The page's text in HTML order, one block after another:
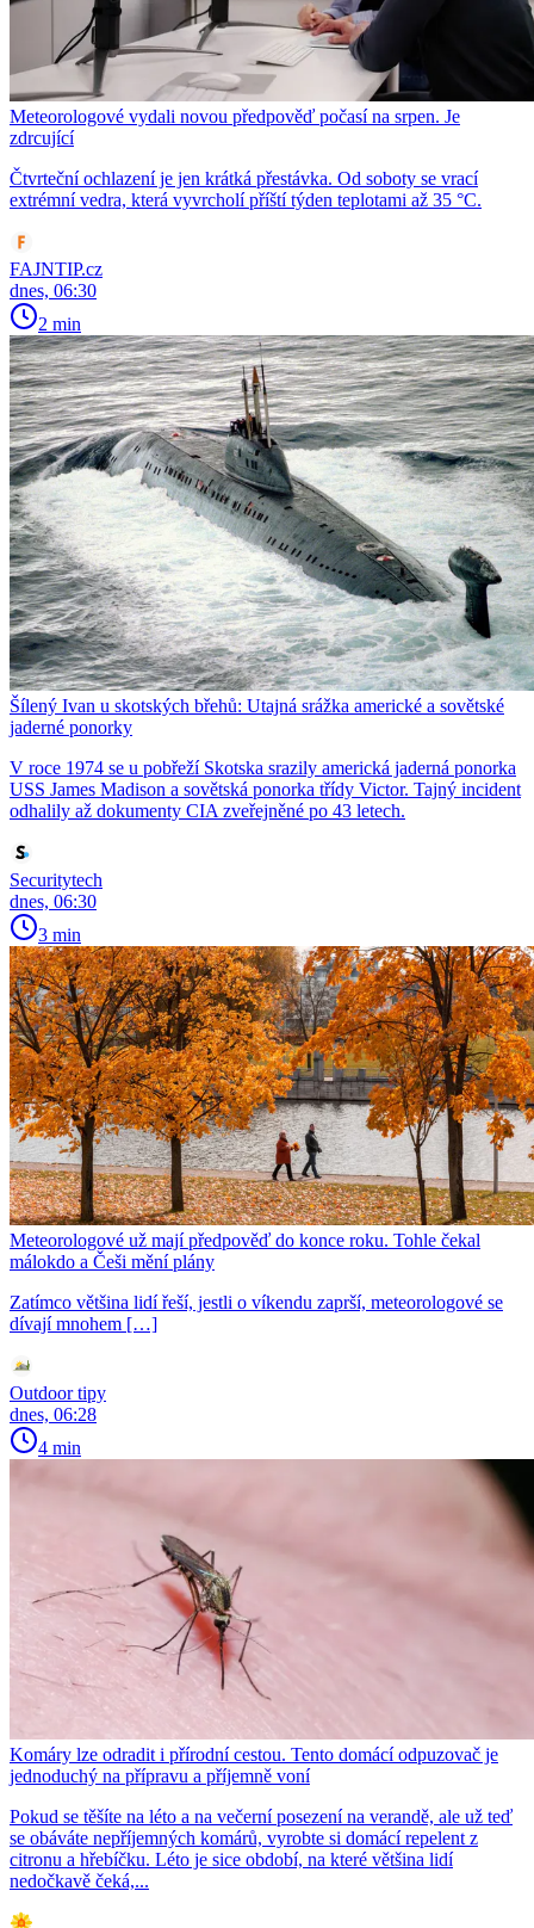
Meteorologové vydali novou předpověď počasí na srpen. Je
zdrcující
Čtvrteční ochlazení je jen krátká přestávka. Od soboty se vrací
extrémní vedra, která vyvrcholí příští týden teplotami až 35 °C.
FAJNTIP.cz
dnes, 06:30
2 min
Šílený Ivan u skotských břehů: Utajná srážka americké a sovětské
jaderné ponorky
V roce 1974 se u pobřeží Skotska srazily americká jaderná ponorka
USS James Madison a sovětská ponorka třídy Victor. Tajný incident
odhalily až dokumenty CIA zveřejněné po 43 letech.
Securitytech
dnes, 06:30
3 min
Meteorologové už mají předpověď do konce roku. Tohle čekal
málokdo a Češi mění plány
Zatímco většina lidí řeší, jestli o víkendu zaprší, meteorologové se
dívají mnohem […]
Outdoor tipy
dnes, 06:28
4 min
Komáry lze odradit i přírodní cestou. Tento domácí odpuzovač je
jednoduchý na přípravu a příjemně voní
Pokud se těšíte na léto a na večerní posezení na verandě, ale už teď
se obáváte nepříjemných komárů, vyrobte si domácí repelent z
citronu a hřebíčku. Léto je sice období, na které většina lidí
nedočkavě čeká,...